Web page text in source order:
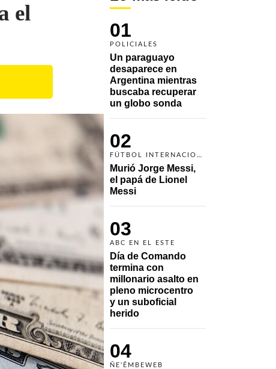
01
POLICIALES
Un paraguayo
desaparece en
Argentina mientras
buscaba recuperar
un globo sonda
02
Murió Jorge Messi,
el papá de Lionel
Messi
03
ABC EN EL ESTE
Día de Comando
termina con
millonario asalto en
pleno microcentro
y un suboficial
herido
04
ÑE'ẼMBEWEB
el